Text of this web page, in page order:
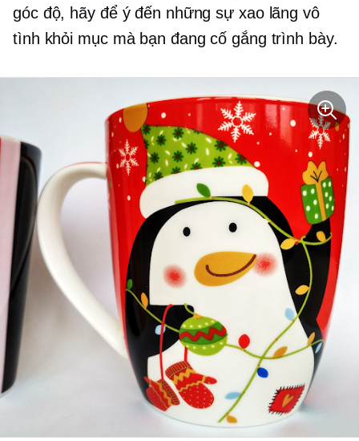
góc độ, hãy để ý đến những sự xao lãng vô
tình khỏi mục mà bạn đang cố gắng trình bày.